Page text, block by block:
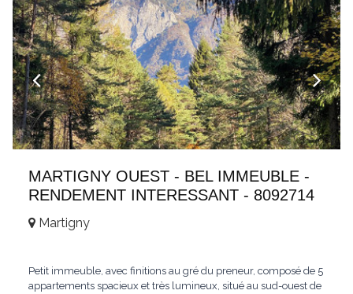
MARTIGNY OUEST - BEL IMMEUBLE -
RENDEMENT INTERESSANT - 8092714
Martigny
Petit immeuble, avec finitions au gré du preneur, composé de 5
appartements spacieux et très lumineux, situé au sud-ouest de